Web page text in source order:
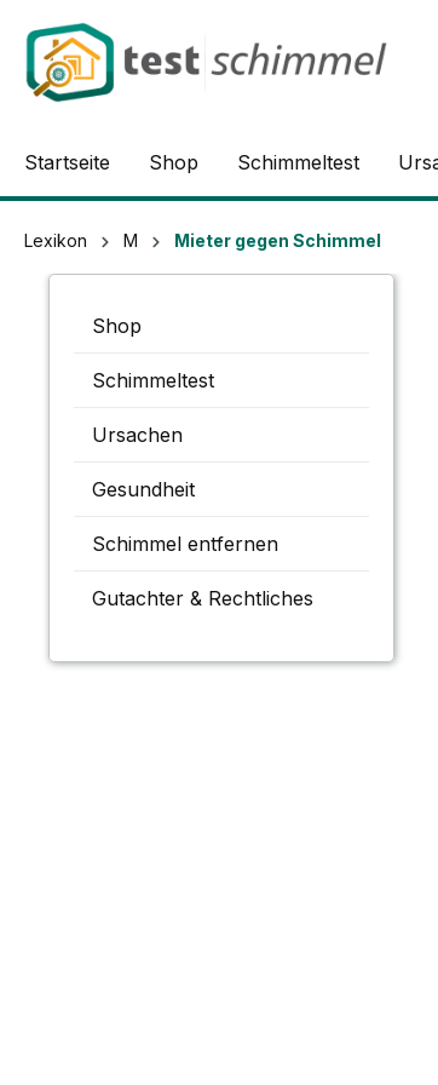
Zur Hauptnavigation springen
Startseite Shop Schimmeltest
Lexikon M Mieter gegen Schimmel
Shop
Schimmeltest
Ursachen
Gesundheit
Schimmel entfernen
Gutachter & Rechtliches